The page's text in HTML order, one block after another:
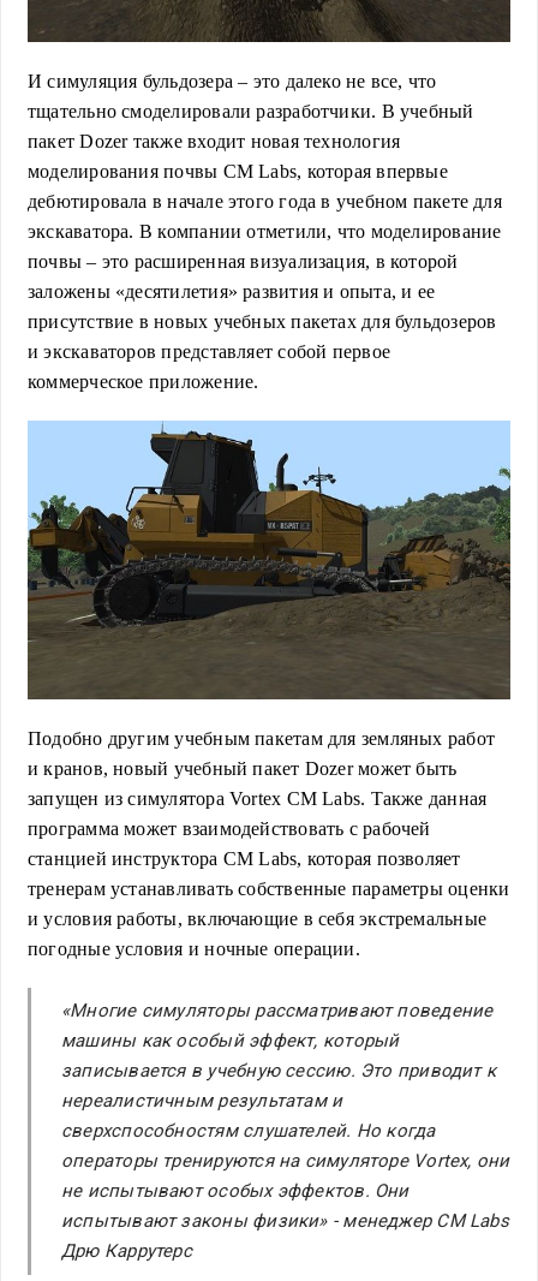
И симуляция бульдозера – это далеко не все, что
тщательно смоделировали разработчики. В учебный
пакет Dozer также входит новая технология
моделирования почвы CM Labs, которая впервые
дебютировала в начале этого года в учебном пакете для
экскаватора. В компании отметили, что моделирование
почвы – это расширенная визуализация, в которой
заложены «десятилетия» развития и опыта, и ее
присутствие в новых учебных пакетах для бульдозеров
и экскаваторов представляет собой первое
коммерческое приложение.
Подобно другим учебным пакетам для земляных работ
и кранов, новый учебный пакет Dozer может быть
запущен из симулятора Vortex CM Labs. Также данная
программа может взаимодействовать с рабочей
станцией инструктора CM Labs, которая позволяет
тренерам устанавливать собственные параметры оценки
и условия работы, включающие в себя экстремальные
погодные условия и ночные операции.
«Многие симуляторы рассматривают поведение
машины как особый эффект, который
записывается в учебную сессию. Это приводит к
нереалистичным результатам и
сверхспособностям слушателей. Но когда
операторы тренируются на симуляторе Vortex, они
не испытывают особых эффектов. Они
испытывают законы физики» - менеджер CM Labs
Дрю Каррутерс